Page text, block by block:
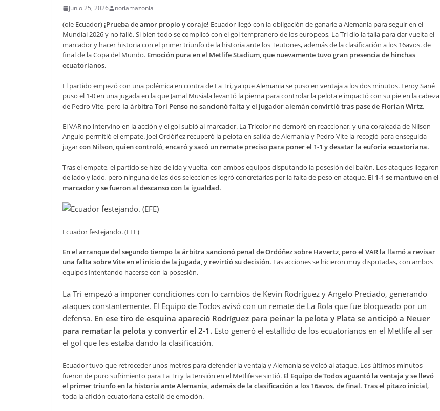
junio 25, 2026 notiamazonia
(ole Ecuador) ¡Prueba de amor propio y coraje! Ecuador llegó con la obligación de ganarle a Alemania para seguir en el
Mundial 2026 y no falló. Si bien todo se complicó con el gol tempranero de los europeos, La Tri dio la talla para dar vuelta el
marcador y hacer historia con el primer triunfo de la historia ante los Teutones, además de la clasificación a los 16avos. de
final de la Copa del Mundo. Emoción pura en el Metlife Stadium, que nuevamente tuvo gran presencia de hinchas
ecuatorianos.
El partido empezó con una polémica en contra de La Tri, ya que Alemania se puso en ventaja a los dos minutos. Leroy Sané
puso el 1-0 en una jugada en la que Jamal Musiala levantó la pierna para controlar la pelota e impactó con su pie en la cabeza
de Pedro Vite, pero la árbitra Tori Penso no sancionó falta y el jugador alemán convirtió tras pase de Florian Wirtz.
El VAR no intervino en la acción y el gol subió al marcador. La Tricolor no demoró en reaccionar, y una corajeada de Nilson
Angulo permitió el empate. Joel Ordóñez recuperó la pelota en salida de Alemania y Pedro Vite la recogió para enseguida
jugarcon Nilson, quien controló, encaró y sacó un remate preciso para poner el 1-1 y desatar la euforia ecuatoriana.
Tras el empate, el partido se hizo de ida y vuelta, con ambos equipos disputando la posesión del balón. Los ataques llegaron
de lado y lado, pero ninguna de las dos selecciones logró concretarlas por la falta de peso en ataque. El 1-1 se mantuvo en el
marcador y se fueron al descanso con la igualdad.
Ecuador festejando. (EFE)
En el arranque del segundo tiempo la árbitra sancionó penal de Ordóñez sobre Havertz, pero el VAR la llamó a revisar
una falta sobre Vite en el inicio de la jugada, y revirtió su decisión. Las acciones se hicieron muy disputadas, con ambos
equipos intentando hacerse con la posesión.
La Tri empezó a imponer condiciones con lo cambios de Kevin Rodríguez y Angelo Preciado, generando
ataques constantemente. El Equipo de Todos avisó con un remate de La Rola que fue bloqueado por un
defensa. En ese tiro de esquina apareció Rodríguez para peinar la pelota y Plata se anticipó a Neuer
para rematar la pelota y convertir el 2-1. Esto generó el estallido de los ecuatorianos en el Metlife al ser
el gol que les estaba dando la clasificación.
Ecuador tuvo que retroceder unos metros para defender la ventaja y Alemania se volcó al ataque. Los últimos minutos
fueron de puro sufrimiento para La Tri y la tensión en el Metlife se sintió. El Equipo de Todos aguantó la ventaja y se llevó
el primer triunfo en la historia ante Alemania, además de la clasificación a los 16avos. de final. Tras el pitazo inicial,
toda la afición ecuatoriana estalló de emoción.